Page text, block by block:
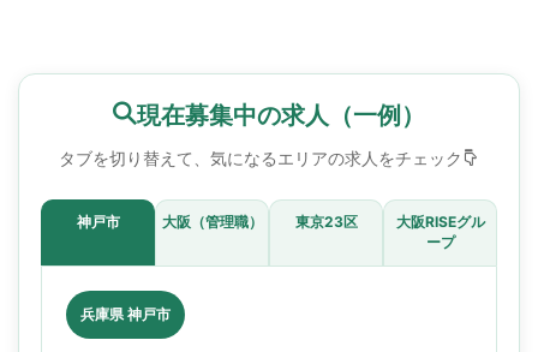
現在募集中の求人（一例）
タブを切り替えて、気になるエリアの求人をチェック
神戸市 大阪（管理職） 東京23区
大阪RISEグル
ープ
兵庫県 神戸市